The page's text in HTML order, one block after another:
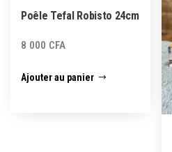
Poêle Tefal Robisto 24cm
8 000 CFA
Ajouter au panier